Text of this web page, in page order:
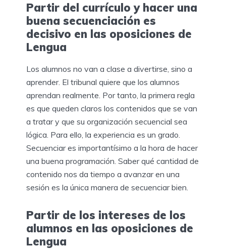
Partir del currículo y hacer una
buena secuenciación es
decisivo en las oposiciones de
Lengua
Los alumnos no van a clase a divertirse, sino a
aprender. El tribunal quiere que los alumnos
aprendan realmente. Por tanto, la primera regla
es que queden claros los contenidos que se van
a tratar y que su organización secuencial sea
lógica. Para ello, la experiencia es un grado.
Secuenciar es importantísimo a la hora de hacer
una buena programación. Saber qué cantidad de
contenido nos da tiempo a avanzar en una
sesión es la única manera de secuenciar bien.
Partir de los intereses de los
alumnos en las oposiciones de
Lengua